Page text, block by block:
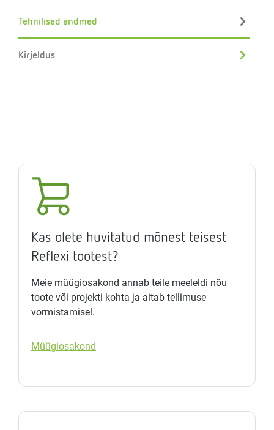
Tehnilised andmed
Kirjeldus
Kas olete huvitatud mõnest teisest
Reflexi tootest?
Meie müügiosakond annab teile meeleldi nõu
toote või projekti kohta ja aitab tellimuse
vormistamisel.
Müügiosakond